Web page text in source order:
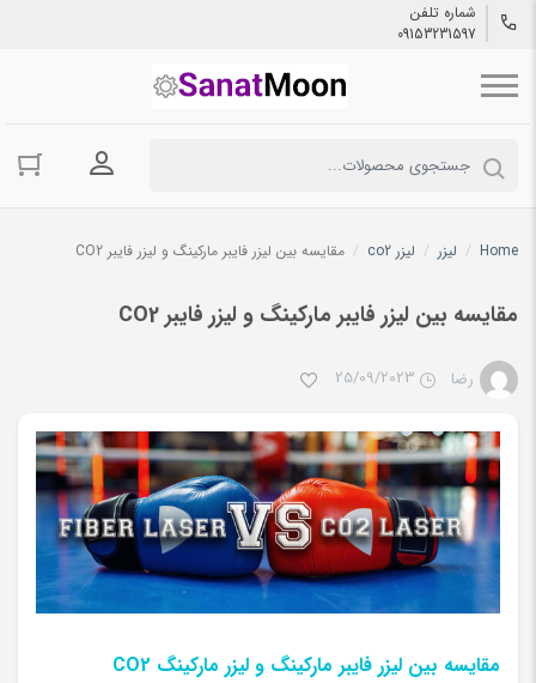
شماره تلفن
09153231597
ورود به
Home
/ لیزر / لیزر co2 / مقایسه بین لیزر فایبر مارکینگ و لیزر فایبر CO2
مقایسه بین لیزر فایبر مارکینگ و لیزر فایبر CO2
رضا 25/09/2023
مقایسه بین لیزر فایبر مارکینگ و لیزر ماركينگ CO2